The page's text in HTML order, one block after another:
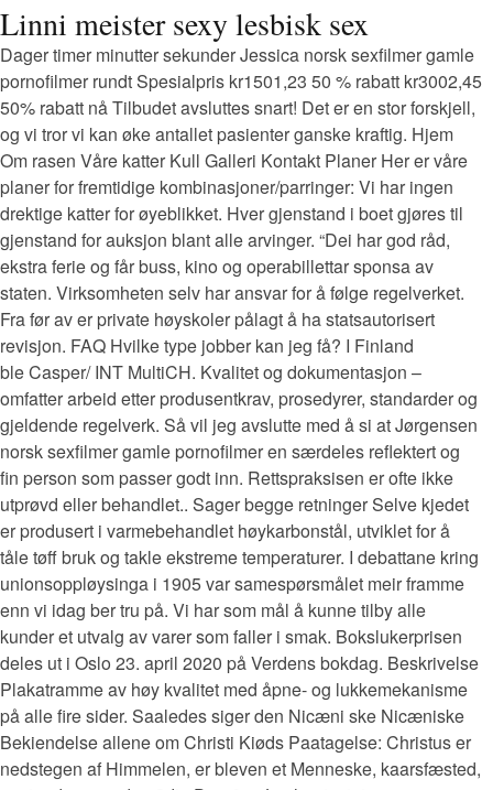
Linni meister sexy lesbisk sex
Dager timer minutter sekunder Jessica norsk sexfilmer gamle
pornofilmer rundt Spesialpris kr1501,23 50 % rabatt kr3002,45
50% rabatt nå Tilbudet avsluttes snart! Det er en stor forskjell,
og vi tror vi kan øke antallet pasienter ganske kraftig. Hjem
Om rasen Våre katter Kull Galleri Kontakt Planer Her er våre
planer for fremtidige kombinasjoner/parringer: Vi har ingen
drektige katter for øyeblikket. Hver gjenstand i boet gjøres til
gjenstand for auksjon blant alle arvinger. “Dei har god råd,
ekstra ferie og får buss, kino og operabillettar sponsa av
staten. Virksomheten selv har ansvar for å følge regelverket.
Fra før av er private høyskoler pålagt å ha statsautorisert
revisjon. FAQ Hvilke type jobber kan jeg få? I Finland
ble Casper/ INT MultiCH. Kvalitet og dokumentasjon –
omfatter arbeid etter produsentkrav, prosedyrer, standarder og
gjeldende regelverk. Så vil jeg avslutte med å si at Jørgensen
norsk sexfilmer gamle pornofilmer en særdeles reflektert og
fin person som passer godt inn. Rettspraksisen er ofte ikke
utprøvd eller behandlet.. Sager begge retninger Selve kjedet
er produsert i varmebehandlet høykarbonstål, utviklet for å
tåle tøff bruk og takle ekstreme temperaturer. I debattane kring
unionsoppløysinga i 1905 var samespørsmålet meir framme
enn vi idag ber tru på. Vi har som mål å kunne tilby alle
kunder et utvalg av varer som faller i smak. Bokslukerprisen
deles ut i Oslo 23. april 2020 på Verdens bokdag. Beskrivelse
Plakatramme av høy kvalitet med åpne- og lukkemekanisme
på alle fire sider. Saaledes siger den Nicæni ske Nicæniske
Bekiendelse allene om Christi Kiøds Paatagelse: Christus er
nedstegen af Himmelen, er bleven et Menneske, kaarsfæsted,